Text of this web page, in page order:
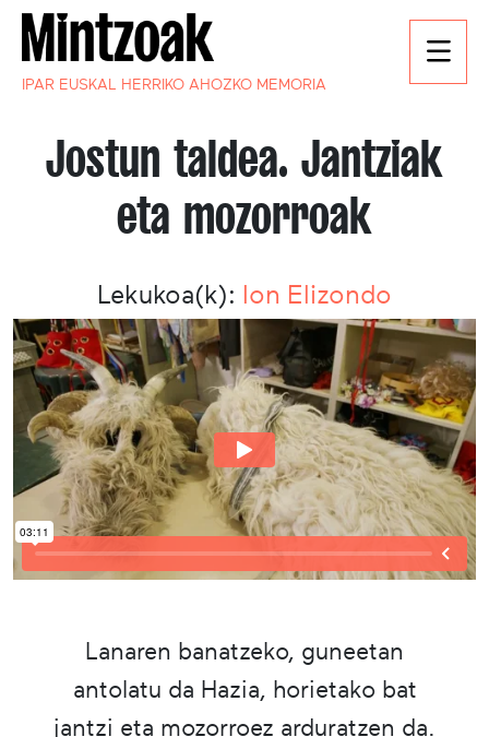
IPAR EUSKAL HERRIKO AHOZKO MEMORIA
Jostun taldea. Jantziak
eta mozorroak
Lekukoa(k): Ion Elizondo
Lanaren banatzeko, guneetan
antolatu da Hazia, horietako bat
jantzi eta mozorroez arduratzen da.